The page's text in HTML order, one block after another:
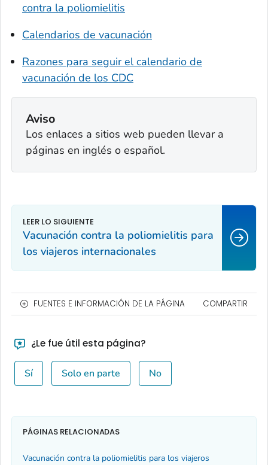
contra la poliomielitis
Calendarios de vacunación
Razones para seguir el calendario de
vacunación de los CDC
Aviso
Los enlaces a sitios web pueden llevar a
páginas en inglés o español.
Vacunación contra la poliomielitis para
los viajeros internacionales
FUENTES E INFORMACIÓN DE LA PÁGINA COMPARTIR
¿Le fue útil esta página?
Sí Solo en parte No
PÁGINAS RELACIONADAS
Vacunación contra la poliomielitis para los viajeros